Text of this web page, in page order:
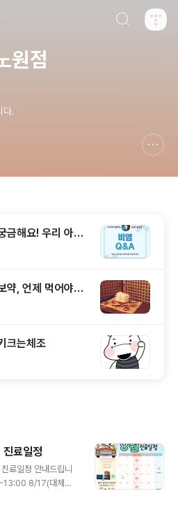
원점
다.
금해요! 우리 아이
약, 언제 먹어야되
크는체조
료일정
료일정 안내드립니
8/17(대체공